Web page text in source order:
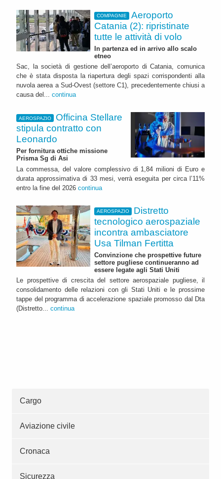
COMPAGNIE
Aeroporto
Catania (2): ripristinate
tutte le attività di volo
In partenza ed in arrivo allo scalo
etneo
Sac, la società di gestione dell’aeroporto di Catania, comunica
che è stata disposta la riapertura degli spazi corrispondenti alla
nuvola aerea a Sud-Ovest (settore C1), precedentemente chiusi a
causa del... continua
AEROSPAZIO
Officina Stellare
stipula contratto con
Leonardo
Per fornitura ottiche missione
Prisma Sg di Asi
La commessa, del valore complessivo di 1,84 milioni di Euro e
durata approssimativa di 33 mesi, verrà eseguita per circa l’11%
entro la fine del 2026 continua
AEROSPAZIO
Distretto
tecnologico aerospaziale
incontra ambasciatore
Usa Tilman Fertitta
Convinzione che prospettive future
settore pugliese continueranno ad
essere legate agli Stati Uniti
Le prospettive di crescita del settore aerospaziale pugliese, il
consolidamento delle relazioni con gli Stati Uniti e le prossime
tappe del programma di accelerazione spaziale promosso dal Dta
(Distretto... continua
Cargo
Aviazione civile
Cronaca
Sicurezza